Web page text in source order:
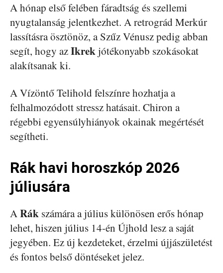
A hónap első felében fáradtság és szellemi
nyugtalanság jelentkezhet. A retrográd Merkúr
lassításra ösztönöz, a Szűz Vénusz pedig abban
segít, hogy azIkrekjótékonyabb szokásokat
alakítsanak ki.
A Vízöntő Telihold felszínre hozhatja a
felhalmozódott stressz hatásait. Chiron a
régebbi egyensúlyhiányok okainak megértését
segítheti.
Rák havi horoszkóp 2026
júliusára
ARák számára a július különösen erős hónap
lehet, hiszen július 14-én Újhold lesz a saját
jegyében. Ez új kezdeteket, érzelmi újjászületést
és fontos belső döntéseket jelez.